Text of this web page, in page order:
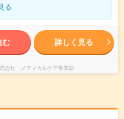
る
む 詳しく見る
会社 メディカルケア事業部